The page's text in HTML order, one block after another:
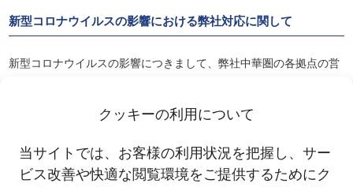
クッキーの利用について
当サイトでは、お客様の利用状況を把握し、サー
ビス改善や快適な閲覧環境をご提供するためにク
新型コロナウイルスの影響における弊社対応に関して
新型コロナウイルスの影響につきまして、弊社中華圏の各拠点の営
2020-01-30 新型コロナウイルスの影響における弊社対応に関して